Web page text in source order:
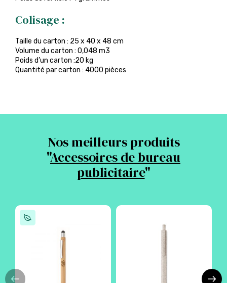
Colisage :
Taille du carton : 25 x 40 x 48 cm
Volume du carton : 0,048 m3
Poids d’un carton :20 kg
Quantité par carton : 4000 pièces
Nos meilleurs produits
"Accessoires de bureau
publicitaire"